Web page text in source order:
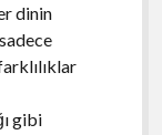
dinin
gibi